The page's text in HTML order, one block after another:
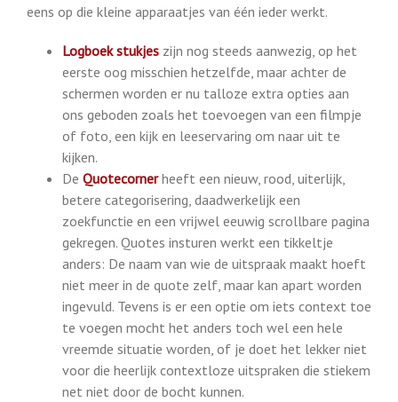
eens op die kleine apparaatjes van één ieder werkt.
Logboek stukjes zijn nog steeds aanwezig, op het
eerste oog misschien hetzelfde, maar achter de
schermen worden er nu talloze extra opties aan
ons geboden zoals het toevoegen van een filmpje
of foto, een kijk en leeservaring om naar uit te
kijken.
De Quotecorner heeft een nieuw, rood, uiterlijk,
betere categorisering, daadwerkelijk een
zoekfunctie en een vrijwel eeuwig scrollbare pagina
gekregen. Quotes insturen werkt een tikkeltje
anders: De naam van wie de uitspraak maakt hoeft
niet meer in de quote zelf, maar kan apart worden
ingevuld. Tevens is er een optie om iets context toe
te voegen mocht het anders toch wel een hele
vreemde situatie worden, of je doet het lekker niet
voor die heerlijk contextloze uitspraken die stiekem
net niet door de bocht kunnen.